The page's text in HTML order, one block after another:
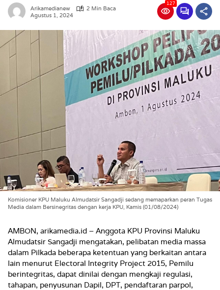
Arikamedianew
2 Min Baca
Agustus 1, 2024
127
Komisioner KPU Maluku Almudatsir Sangadji sedang memaparkan peran Tugas
Media dalam Bersinegritas dengan kerja KPU, Kamis (01/08/2024)
AMBON, arikamedia.id – Anggota KPU Provinsi Maluku
Almudatsir Sangadji mengatakan, pelibatan media massa
dalam Pilkada beberapa ketentuan yang berkaitan antara
lain menurut Electoral Integrity Project 2015, Pemilu
berintegritas, dapat dinilai dengan mengkaji regulasi,
tahapan, penyusunan Dapil, DPT, pendaftaran parpol,